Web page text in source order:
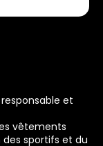
et
vêtements
sportifs et du